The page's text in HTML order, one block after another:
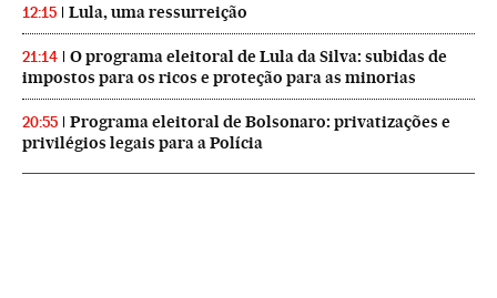
12:15 Lula, uma ressurreição
21:14
O programa eleitoral de Lula da Silva: subidas de
impostos para os ricos e proteção para as minorias
20:55
Programa eleitoral de Bolsonaro: privatizações e
privilégios legais para a Polícia